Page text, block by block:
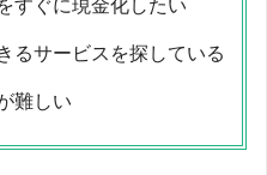
すぐに現金化したい
るサービスを探している
難しい